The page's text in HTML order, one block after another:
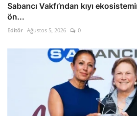
Sabancı Vakfı’ndan kıyı
ön...
Editör Ağustos 5, 2026 0